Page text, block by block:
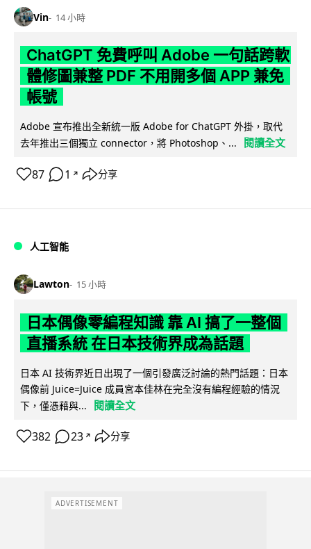
Vin 14 小時
ChatGPT 免費呼叫 Adobe 一句話跨軟
體修圖兼整 PDF 不用開多個 APP 兼免
帳號
Adobe 宣布推出全新統一版 Adobe for ChatGPT 外掛，取代
去年推出三個獨立 connector，將 Photoshop、...
閱讀全文
87 1 ↗ 分享
人工智能
Lawton 15 小時
日本偶像零編程知識 靠 AI 搞了一整個
直播系統 在日本技術界成為話題
日本 AI 技術界近日出現了一個引發廣泛討論的熱門話題：日本
偶像前 Juice=Juice 成員宮本佳林在完全沒有編程經驗的情況
下，僅憑藉與...
閱讀全文
382 23 ↗ 分享
ADVERTISEMENT